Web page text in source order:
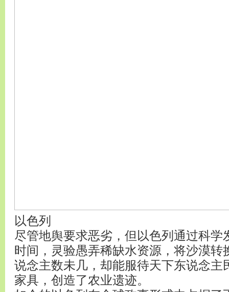
以色列
尽管地舆要求恶劣，但以色列通过科学
时间，灵验愚弄稀缺水资源，将沙漠转
说念主数未几，却能服待天下东说念主
家具，创造了农业遗迹。